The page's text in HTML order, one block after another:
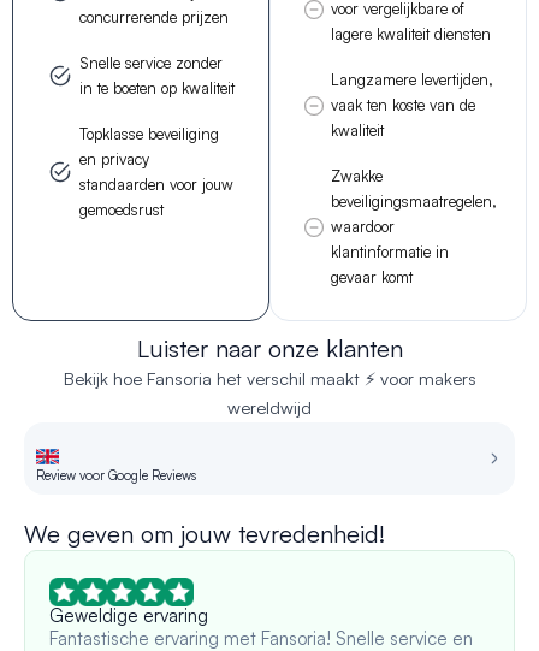
concurrerende prijzen
Snelle service zonder
in te boeten op kwaliteit
Topklasse beveiliging
en privacy
standaarden voor jouw
gemoedsrust
voor vergelijkbare of
lagere kwaliteit diensten
Langzamere levertijden,
vaak ten koste van de
kwaliteit
Zwakke
beveiligingsmaatregelen,
waardoor
klantinformatie in
gevaar komt
Luister naar onze klanten
Bekijk hoe Fansoria het verschil maakt ⚡ voor makers
wereldwijd
Review voor Google Reviews
We geven om jouw tevredenheid!
Geweldige ervaring
Fantastische ervaring met Fansoria! Snelle service en